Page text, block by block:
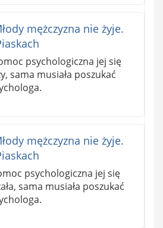
mężczyzna nie żyje.
psychologiczna jej się
sama musiała poszukać
mężczyzna nie żyje.
psychologiczna jej się
sama musiała poszukać